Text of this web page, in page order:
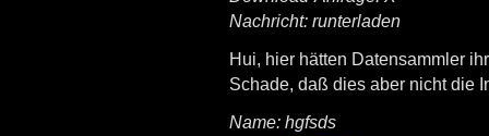
Nachricht: runterladen
Hui, hier hätten Datensammler
Schade, daß dies aber nicht die
Name: hgfsds